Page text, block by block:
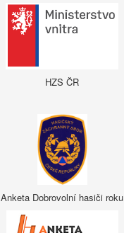
HZS ČR
Anketa Dobrovolní hasiči roku